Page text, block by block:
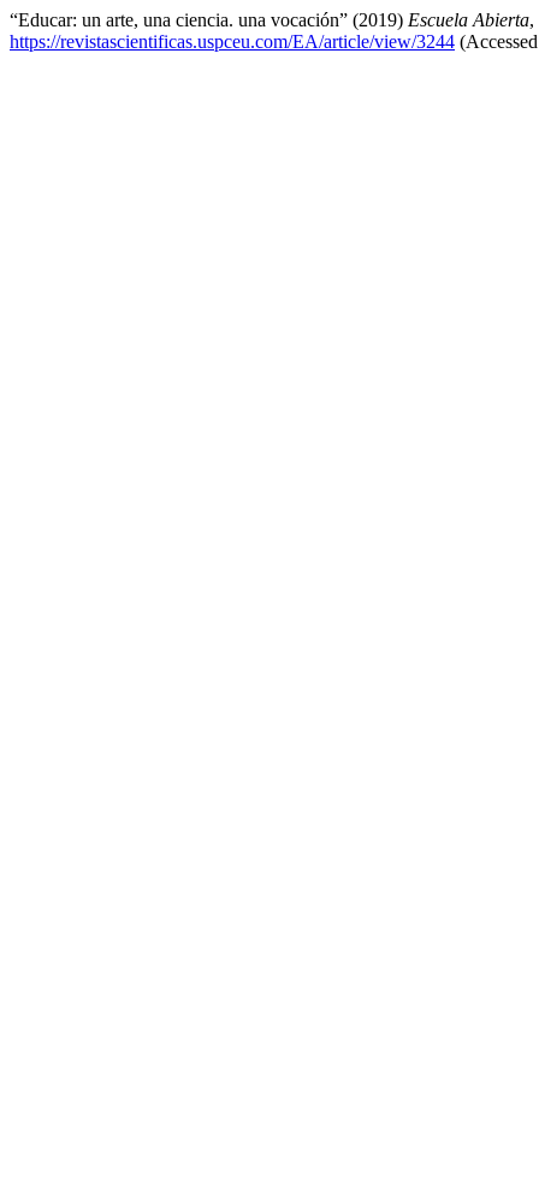
“Educar: un arte, una ciencia. una vocación” (2019) Escuela Abierta,
https://revistascientificas.uspceu.com/EA/article/view/3244